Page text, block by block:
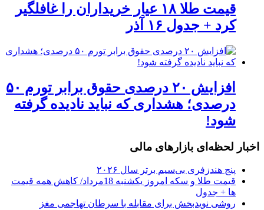
قیمت طلا ۱۸ عیار خریداران را غافلگیر
کرد + جدول ۱۶ آذر
افزایش ۲۰ درصدی حقوق برابر تورم ۵۰
درصدی؛ هشداری که نباید نادیده گرفته
شود!
اخبار لحظه‌ای بازارهای مالی
پنج هندزفری بی‌سیم برتر سال ۲۰۲۶
قیمت طلا و سکه امروز یکشنبه 18مرداد/ کاهش همه قیمت
ها + جدول
روشی نویدبخش برای مقابله با سرطان تهاجمی مغز